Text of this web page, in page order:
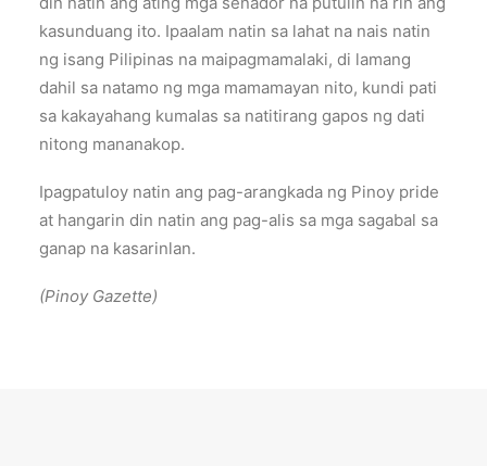
kasunduang ito. Ipaalam natin sa lahat na nais natin
ng isang Pilipinas na maipagmamalaki, di lamang
dahil sa natamo ng mga mamamayan nito, kundi pati
sa kakayahang kumalas sa natitirang gapos ng dati
nitong mananakop.
Ipagpatuloy natin ang pag-arangkada ng Pinoy pride
at hangarin din natin ang pag-alis sa mga sagabal sa
ganap na kasarinlan.
(Pinoy Gazette)